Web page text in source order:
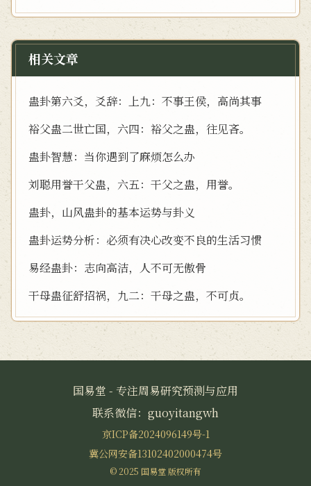
相关文章
蛊卦第六爻，爻辞：上九：不事王侯，高尚其事
裕父蛊二世亡国，六四：裕父之蛊，往见吝。
蛊卦智慧：当你遇到了麻烦怎么办
刘聪用誉干父蛊，六五：干父之蛊，用誉。
蛊卦，山风蛊卦的基本运势与卦义
蛊卦运势分析：必须有决心改变不良的生活习惯
易经蛊卦：志向高洁，人不可无傲骨
干母蛊征舒招祸，九二：干母之蛊，不可贞。
国易堂 - 专注周易研究预测与应用
联系微信：guoyitangwh
京ICP备2024096149号-1
冀公网安备13102402000474号
© 2025 国易堂 版权所有